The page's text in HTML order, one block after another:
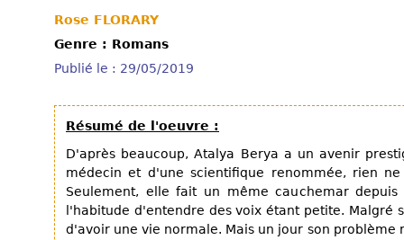
Rose FLORARY
Genre : Romans
Publié le : 29/05/2019
Résumé de l'oeuvre :
D'après beaucoup, Atalya Berya a un avenir
médecin et d'une scientifique renommée, rien
Seulement, elle fait un même cauchemar
l'habitude d'entendre des voix étant petite. Malgré
d'avoir une vie normale. Mais un jour son problème